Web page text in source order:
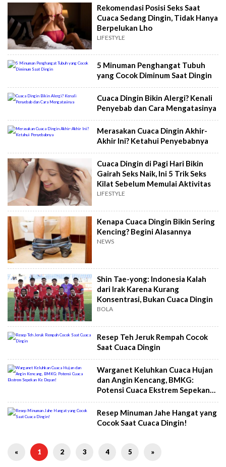
Rekomendasi Posisi Seks Saat
Cuaca Sedang Dingin, Tidak Hanya
Berpelukan Lho
LIFESTYLE
5 Minuman Penghangat Tubuh
yang Cocok Diminum Saat Dingin
Cuaca Dingin Bikin Alergi? Kenali
Penyebab dan Cara Mengatasinya
Merasakan Cuaca Dingin Akhir-
Akhir Ini? Ketahui Penyebabnya
Cuaca Dingin di Pagi Hari Bikin
Gairah Seks Naik, Ini 5 Trik Seks
Kilat Sebelum Memulai Aktivitas
LIFESTYLE
Kenapa Cuaca Dingin Bikin Sering
Kencing? Begini Alasannya
NEWS
Shin Tae-yong: Indonesia Kalah
dari Irak Karena Kurang
Konsentrasi, Bukan Cuaca Dingin
BOLA
Resep Teh Jeruk Rempah Cocok
Saat Cuaca Dingin
Warganet Keluhkan Cuaca Hujan
dan Angin Kencang, BMKG:
Potensi Cuaca Ekstrem Sepekan
Ke Depan!
Resep Minuman Jahe Hangat yang
Cocok Saat Cuaca Dingin!
« 1 2 3 4 5 »